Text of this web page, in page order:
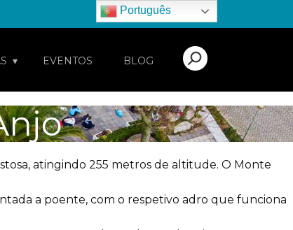
Português
EVENTOS BLOG
atingindo 255 metros de altitude. O Monte
a poente, com o respetivo adro que funciona